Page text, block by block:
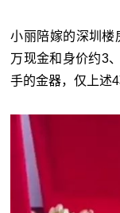
小丽陪嫁的深圳楼
万现金和身价约3
手的金器，仅上述